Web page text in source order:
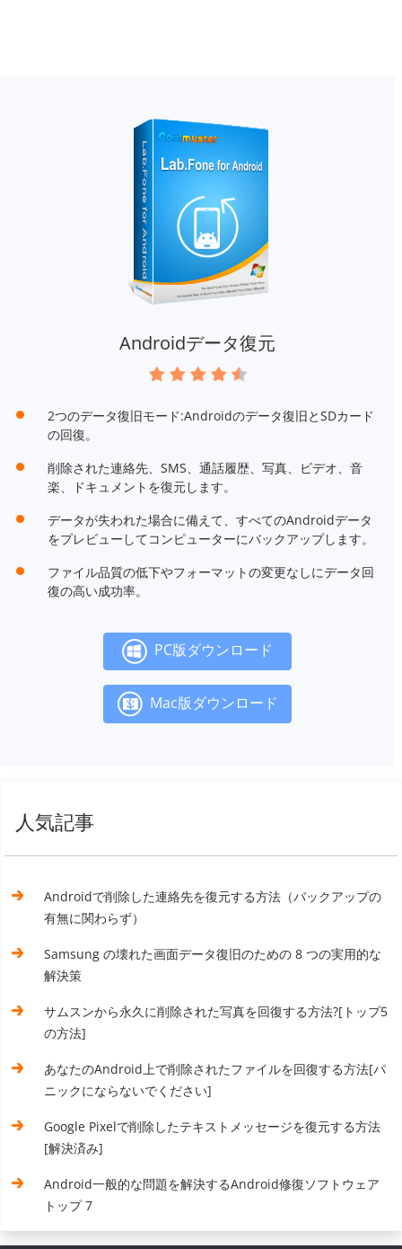
Androidデータ復元
2つのデータ復旧モード:Androidのデータ復旧とSDカード
の回復。
削除された連絡先、SMS、通話履歴、写真、ビデオ、音
楽、ドキュメントを復元します。
データが失われた場合に備えて、すべてのAndroidデータ
をプレビューしてコンピューターにバックアップします。
ファイル品質の低下やフォーマットの変更なしにデータ回
復の高い成功率。
PC版ダウンロード
Mac版ダウンロード
人気記事
Androidで削除した連絡先を復元する方法（バックアップの
有無に関わらず）
Samsung の壊れた画面データ復旧のための 8 つの実用的な
解決策
サムスンから永久に削除された写真を回復する方法?[トップ5
の方法]
あなたのAndroid上で削除されたファイルを回復する方法[パ
ニックにならないでください]
Google Pixelで削除したテキストメッセージを復元する方法
[解決済み]
Android一般的な問題を解決するAndroid修復ソフトウェア
トップ 7